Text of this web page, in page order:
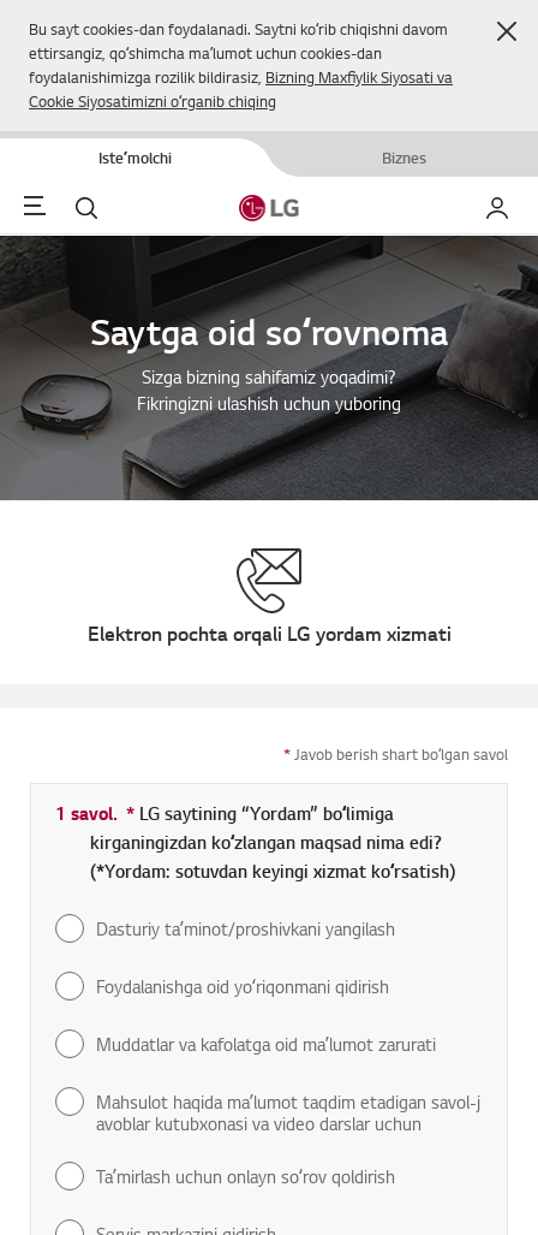
Bu sayt cookies-dan foydalanadi. Saytni koʻrib chiqishni davom
ettirsangiz, qoʻshimcha maʼlumot uchun cookies-dan
foydalanishimizga rozilik bildirasiz, Bizning Maxfiylik Siyosati va
Cookie Siyosatimizni oʻrganib chiqing
Isteʼmolchi Biznes
Menu Qidirish
Saytga oid soʻrovnoma
Sizga bizning sahifamiz yoqadimi?
Fikringizni ulashish uchun yuboring
Elektron pochta orqali LG yordam xizmati
*Javob berish shart boʻlgan savol
1 savol. * Toʻldirish shart boʻlgan maydon
LG saytining “Yordam” boʻlimiga
kirganingizdan koʻzlangan maqsad nima edi?
(*Yordam: sotuvdan keyingi xizmat koʻrsatish)
Dasturiy taʼminot/proshivkani yangilash
Foydalanishga oid yoʻriqonmani qidirish
Muddatlar va kafolatga oid maʼlumot zarurati
Mahsulot haqida maʼlumot taqdim etadigan savol-j
avoblar kutubxonasi va video darslar uchun
Taʼmirlash uchun onlayn soʻrov qoldirish